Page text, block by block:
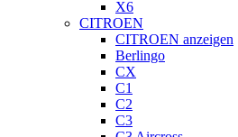
X6
CITROEN
CITROEN anzeigen
Berlingo
CX
C1
C2
C3